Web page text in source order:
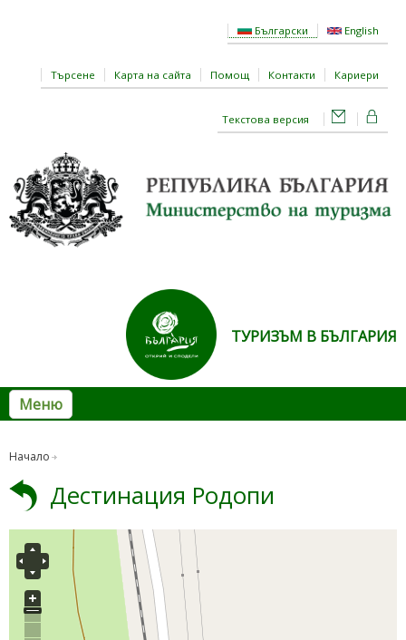
Български English
Търсене Карта на сайта Помощ Контакти Кариери
Текстова версия
ТУРИЗЪМ В БЪЛГАРИЯ
Меню
Начало
Дестинация Родопи